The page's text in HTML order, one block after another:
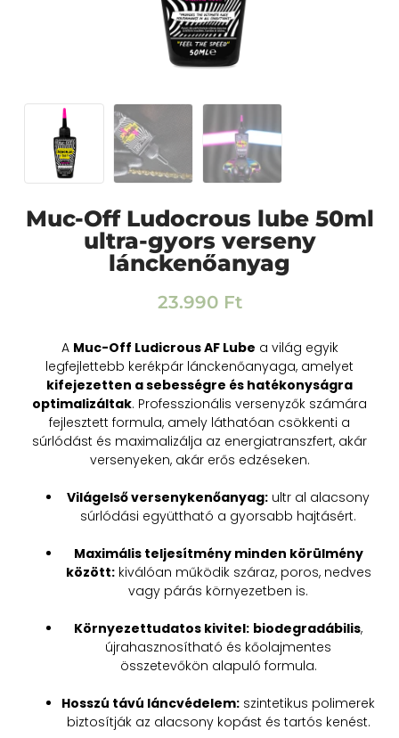
Muc-Off Ludocrous lube 50ml
ultra-gyors verseny
lánckenőanyag
23.990 Ft
A Muc-Off Ludicrous AF Lube a világ egyik
legfejlettebb kerékpár lánckenőanyaga, amelyet
kifejezetten a sebességre és hatékonyságra
optimalizáltak. Professzionális versenyzők számára
fejlesztett formula, amely láthatóan csökkenti a
súrlódást és maximalizálja az energiatranszfert, akár
versenyeken, akár erős edzéseken.
Világelső versenykenőanyag: ultr al alacsony
súrlódási együttható a gyorsabb hajtásért.
Maximális teljesítmény minden körülmény
között:kiválóan működik száraz, poros, nedves
vagy párás környezetben is.
Környezettudatos kivitel: biodegradábilis,
újrahasznosítható és kőolajmentes
összetevőkön alapuló formula.
Hosszú távú láncvédelem: szintetikus polimerek
biztosítják az alacsony kopást és tartós kenést.